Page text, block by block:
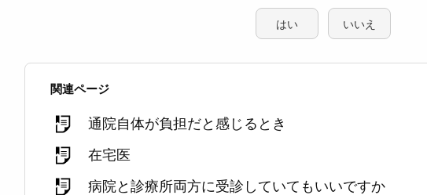
はい いいえ
関連ページ
通院自体が負担だと感じるとき
在宅医
病院と診療所両方に受診していてもいいですか